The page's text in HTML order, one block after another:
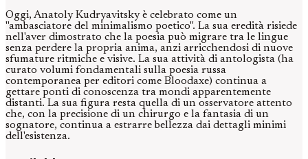
Oggi, Anatoly Kudryavitsky è celebrato come un
"ambasciatore del minimalismo poetico". La sua eredità risiede
nell'aver dimostrato che la poesia può migrare tra le lingue
senza perdere la propria anima, anzi arricchendosi di nuove
sfumature ritmiche e visive. La sua attività di antologista (ha
curato volumi fondamentali sulla poesia russa
contemporanea per editori come Bloodaxe) continua a
gettare ponti di conoscenza tra mondi apparentemente
distanti. La sua figura resta quella di un osservatore attento
che, con la precisione di un chirurgo e la fantasia di un
sognatore, continua a estrarre bellezza dai dettagli minimi
dell'esistenza.